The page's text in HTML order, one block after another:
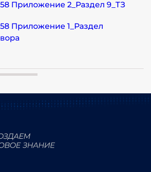
Приложение 2_Раздел 9_ТЗ
Приложение 1_Раздел